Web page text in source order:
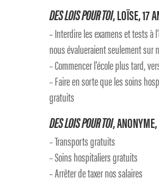
DES LOIS POUR TOI, LOÏSE, 17
– Interdire les examens et tests à
nous évalueraient seulement sur
– Commencer l’école plus tard,
– Faire en sorte que les soins
gratuits
DES LOIS POUR TOI,
– Transports gratuits
– Soins hospitaliers gratuits
– Arrêter de taxer nos salaires